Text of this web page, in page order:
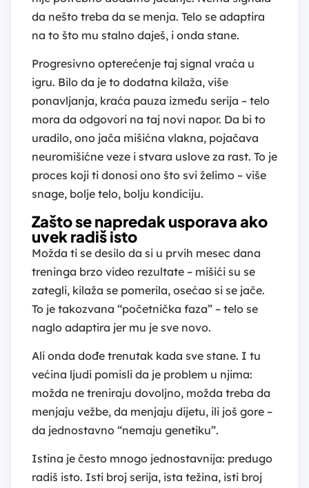
da nešto treba da se menja. Telo se adaptira
na to što mu stalno daješ, i onda stane.
Progresivno opterećenje taj signal vraća u
igru. Bilo da je to dodatna kilaža, više
ponavljanja, kraća pauza između serija – telo
mora da odgovori na taj novi napor. Da bi to
uradilo, ono jača mišićna vlakna, pojačava
neuromišićne veze i stvara uslove za rast. To je
proces koji ti donosi ono što svi želimo – više
snage, bolje telo, bolju kondiciju.
Zašto se napredak usporava ako
uvek radiš isto
Možda ti se desilo da si u prvih mesec dana
treninga brzo video rezultate – mišići su se
zategli, kilaža se pomerila, osećao si se jače.
To je takozvana “početnička faza” – telo se
naglo adaptira jer mu je sve novo.
Ali onda dođe trenutak kada sve stane. I tu
većina ljudi pomisli da je problem u njima:
možda ne treniraju dovoljno, možda treba da
menjaju vežbe, da menjaju dijetu, ili još gore –
da jednostavno “nemaju genetiku”.
Istina je često mnogo jednostavnija: predugo
radiš isto. Isti broj serija, ista težina, isti broj